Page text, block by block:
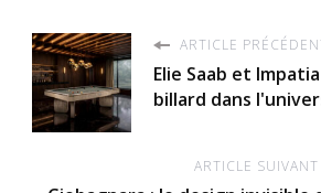
ARTICLE
Elie Saab et
billard dans
ARTICLE SUIVANT